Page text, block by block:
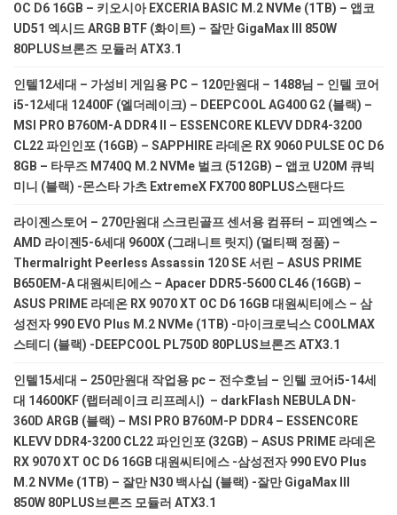
OC D6 16GB – 키오시아 EXCERIA BASIC M.2 NVMe (1TB) – 앱코
UD51 엑시드 ARGB BTF (화이트) – 잘만 GigaMax III 850W
80PLUS브론즈 모듈러 ATX3.1
인텔12세대 – 가성비 게임용 PC – 120만원대 – 1488님 – 인텔 코어
i5-12세대 12400F (엘더레이크) – DEEPCOOL AG400 G2 (블랙) –
MSI PRO B760M-A DDR4 II – ESSENCORE KLEVV DDR4-3200
CL22 파인인포 (16GB) – SAPPHIRE 라데온 RX 9060 PULSE OC D6
8GB – 타무즈 M740Q M.2 NVMe 벌크 (512GB) – 앱코 U20M 큐빅
미니 (블랙) -몬스타 가츠 ExtremeX FX700 80PLUS스탠다드
라이젠스토어 – 270만원대 스크린골프 센서용 컴퓨터 – 피엔엑스 –
AMD 라이젠5-6세대 9600X (그래니트 릿지) (멀티팩 정품) –
Thermalright Peerless Assassin 120 SE 서린 – ASUS PRIME
B650EM-A 대원씨티에스 – Apacer DDR5-5600 CL46 (16GB) –
ASUS PRIME 라데온 RX 9070 XT OC D6 16GB 대원씨티에스 – 삼
성전자 990 EVO Plus M.2 NVMe (1TB) -마이크로닉스 COOLMAX
스테디 (블랙) -DEEPCOOL PL750D 80PLUS브론즈 ATX3.1
인텔15세대 – 250만원대 작업용 pc – 전수호님 – 인텔 코어i5-14세
대 14600KF (랩터레이크 리프레시) – darkFlash NEBULA DN-
360D ARGB (블랙) – MSI PRO B760M-P DDR4 – ESSENCORE
KLEVV DDR4-3200 CL22 파인인포 (32GB) – ASUS PRIME 라데온
RX 9070 XT OC D6 16GB 대원씨티에스 -삼성전자 990 EVO Plus
M.2 NVMe (1TB) – 잘만 N30 백사십 (블랙) -잘만 GigaMax III
850W 80PLUS브론즈 모듈러 ATX3.1